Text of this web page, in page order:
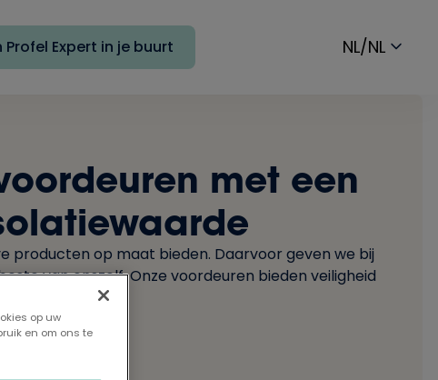
Profel Expert in je buurt NL/NL
met een
producten op maat bieden. Daarvoor geven we bij
van onszelf. Onze voordeuren bieden veiligheid
op uw
en om ons te